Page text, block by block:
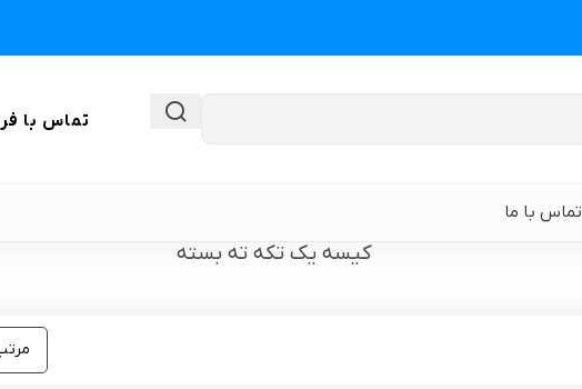
تماس با
تماس با ما
کیسه یک تکه ته بسته